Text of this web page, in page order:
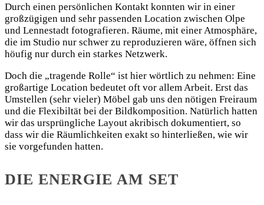
Durch einen persönlichen Kontakt konnten wir in einer
großzügigen und sehr passenden Location zwischen Olpe
und Lennestadt fotografieren. Räume, mit einer Atmosphäre,
die im Studio nur schwer zu reproduzieren wäre, öffnen sich
höufig nur durch ein starkes Netzwerk.
Doch die „tragende Rolle“ ist hier wörtlich zu nehmen: Eine
großartige Location bedeutet oft vor allem Arbeit. Erst das
Umstellen (sehr vieler) Möbel gab uns den nötigen Freiraum
und die Flexibiltät bei der Bildkomposition. Natürlich hatten
wir das ursprüngliche Layout akribisch dokumentiert, so
dass wir die Räumlichkeiten exakt so hinterließen, wie wir
sie vorgefunden hatten.
DIE ENERGIE AM SET